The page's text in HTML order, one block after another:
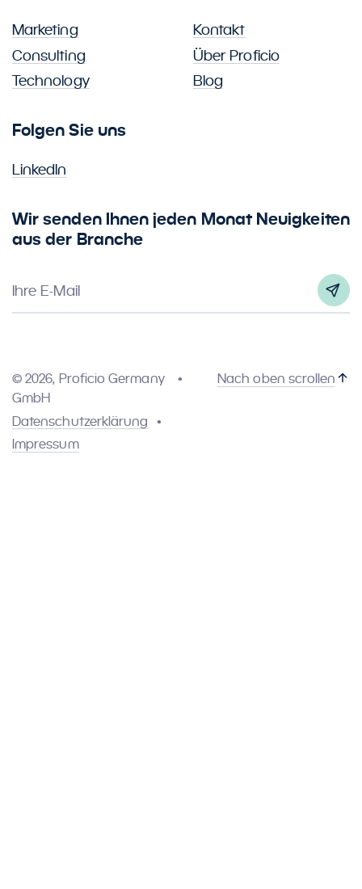
Marketing
Consulting
Technology
Kontakt
Über Proficio
Blog
Folgen Sie uns
LinkedIn
Wir senden Ihnen jeden Monat Neuigkeiten
aus der Branche
Ihre E-Mail
© 2026, Proficio Germany
GmbH
Datenschutzerklärung
Impressum
Nach oben scrollen